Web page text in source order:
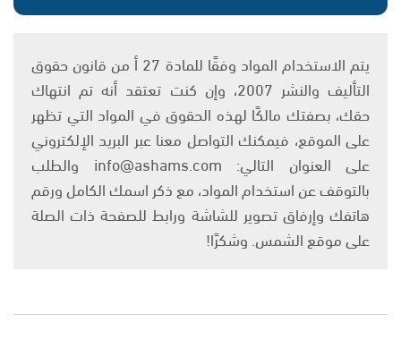
يتم الاستخدام المواد وفقًا للمادة 27 أ من قانون حقوق
التأليف والنشر 2007، وإن كنت تعتقد أنه تم انتهاك
حقك، بصفتك مالكًا لهذه الحقوق في المواد التي تظهر
على الموقع، فيمكنك التواصل معنا عبر البريد الإلكتروني
على العنوان التالي: info@ashams.com والطلب
بالتوقف عن استخدام المواد، مع ذكر اسمك الكامل ورقم
هاتفك وإرفاق تصوير للشاشة ورابط للصفحة ذات الصلة
على موقع الشمس. وشكرًا!